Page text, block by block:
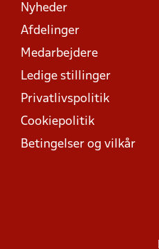
Nyheder
Afdelinger
Medarbejdere
Ledige stillinger
Privatlivspolitik
Cookiepolitik
Betingelser og vilkår